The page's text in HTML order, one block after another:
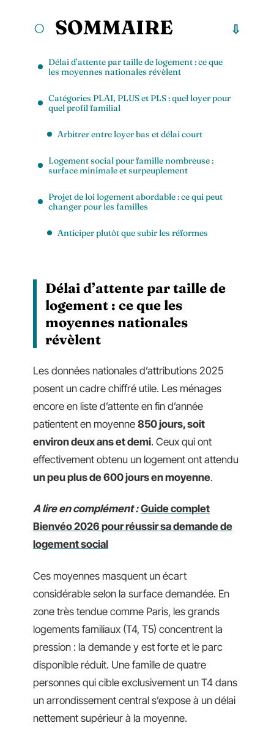
SOMMAIRE
Délai d’attente par taille de logement : ce que
les moyennes nationales révèlent
Catégories PLAI, PLUS et PLS : quel loyer pour
quel profil familial
Arbitrer entre loyer bas et délai court
Logement social pour famille nombreuse :
surface minimale et surpeuplement
Projet de loi logement abordable : ce qui peut
changer pour les familles
Anticiper plutôt que subir les réformes
Délai d’attente par taille de
logement : ce que les
moyennes nationales
révèlent
Les données nationales d’attributions 2025
posent un cadre chiffré utile. Les ménages
encore en liste d’attente en fin d’année
patientent en moyenne 850 jours, soit
environ deux ans et demi. Ceux qui ont
effectivement obtenu un logement ont attendu
un peu plus de 600 jours en moyenne.
A lire en complément : Guide complet
Bienvéo 2026 pour réussir sa demande de
logement social
Ces moyennes masquent un écart
considérable selon la surface demandée. En
zone très tendue comme Paris, les grands
logements familiaux (T4, T5) concentrent la
pression : la demande y est forte et le parc
disponible réduit. Une famille de quatre
personnes qui cible exclusivement un T4 dans
un arrondissement central s’expose à un délai
nettement supérieur à la moyenne.